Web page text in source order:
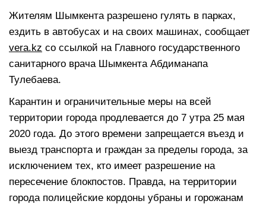
Жителям Шымкента разрешено гулять в парках,
ездить в автобусах и на своих машинах, сообщает
vera.kz со ссылкой на Главного государственного
санитарного врача Шымкента Абдиманапа
Тулебаева.
Карантин и ограничительные меры на всей
территории города продлевается до 7 утра 25 мая
2020 года. До этого времени запрещается въезд и
выезд транспорта и граждан за пределы города, за
исключением тех, кто имеет разрешение на
пересечение блокпостов. Правда, на территории
города полицейские кордоны убраны и горожанам